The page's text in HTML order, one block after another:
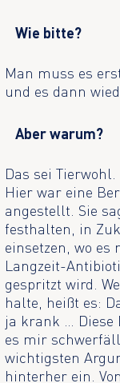
Wie bitte?
Man muss es
und es dann
Aber warum?
Das sei
Hier war eine
angestellt. Sie
festhalten, in
einsetzen, wo es
Langzeit-
gespritzt wird.
halte, heißt es:
ja krank … Diese
es mir
wichtigsten
hinterher ein.